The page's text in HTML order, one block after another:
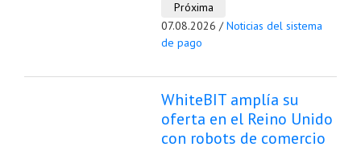
Próxima
07.08.2026 /Noticias del sistema
de pago
WhiteBIT amplía su
oferta en el Reino Unido
con robots de comercio